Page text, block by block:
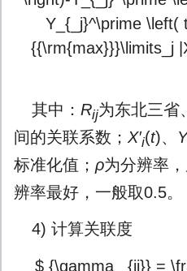
Y_{_j}^\prime \left(
{{\rm{max}}}\limits_j
其中： Rij为东北三省
间的关联系数； X′i(t)、
标准化值； ρ为分辨率
辨率最好，一般取0.5。
4) 计算关联度
$ {\gamma _{ij}} =